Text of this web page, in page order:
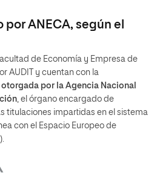
ANECA, según el
de Economía y Empresa de
AUDIT y cuentan con la
otorgada por la Agencia Nacional
, el órgano encargado de
titulaciones impartidas en el sistema
con el Espacio Europeo de